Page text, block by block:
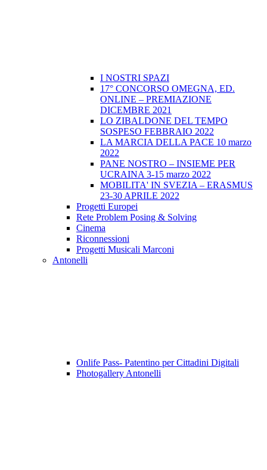
I NOSTRI SPAZI
17° CONCORSO OMEGNA, ED.
ONLINE – PREMIAZIONE
DICEMBRE 2021
LO ZIBALDONE DEL TEMPO
SOSPESO FEBBRAIO 2022
LA MARCIA DELLA PACE 10 marzo
2022
PANE NOSTRO – INSIEME PER
UCRAINA 3-15 marzo 2022
MOBILITA' IN SVEZIA – ERASMUS
23-30 APRILE 2022
Progetti Europei
Rete Problem Posing & Solving
Cinema
Riconnessioni
Progetti Musicali Marconi
Antonelli
Onlife Pass- Patentino per Cittadini Digitali
Photogallery Antonelli